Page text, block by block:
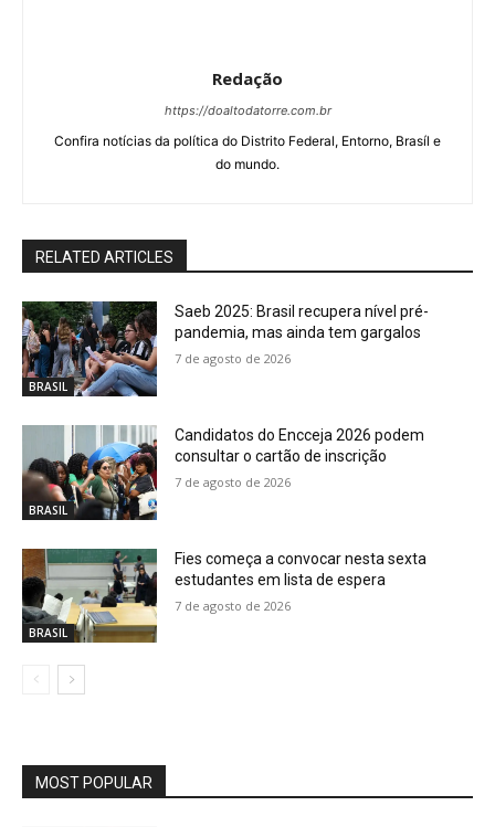
Redação
https://doaltodatorre.com.br
Confira notícias da política do Distrito Federal, Entorno, Brasíl e
do mundo.
RELATED ARTICLES
BRASIL
Saeb 2025: Brasil recupera nível pré-
pandemia, mas ainda tem gargalos
7 de agosto de 2026
BRASIL
Candidatos do Encceja 2026 podem
consultar o cartão de inscrição
7 de agosto de 2026
BRASIL
Fies começa a convocar nesta sexta
estudantes em lista de espera
7 de agosto de 2026
MOST POPULAR